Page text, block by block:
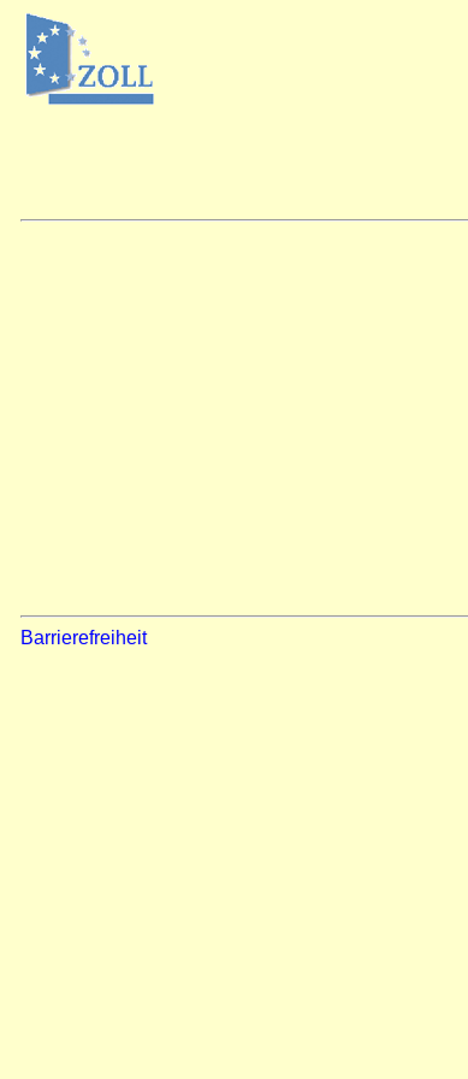
Barrierefreiheit